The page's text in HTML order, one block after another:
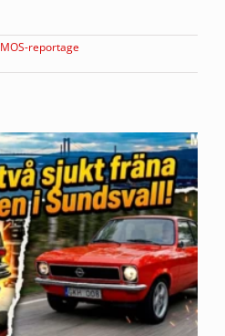
MOS-reportage